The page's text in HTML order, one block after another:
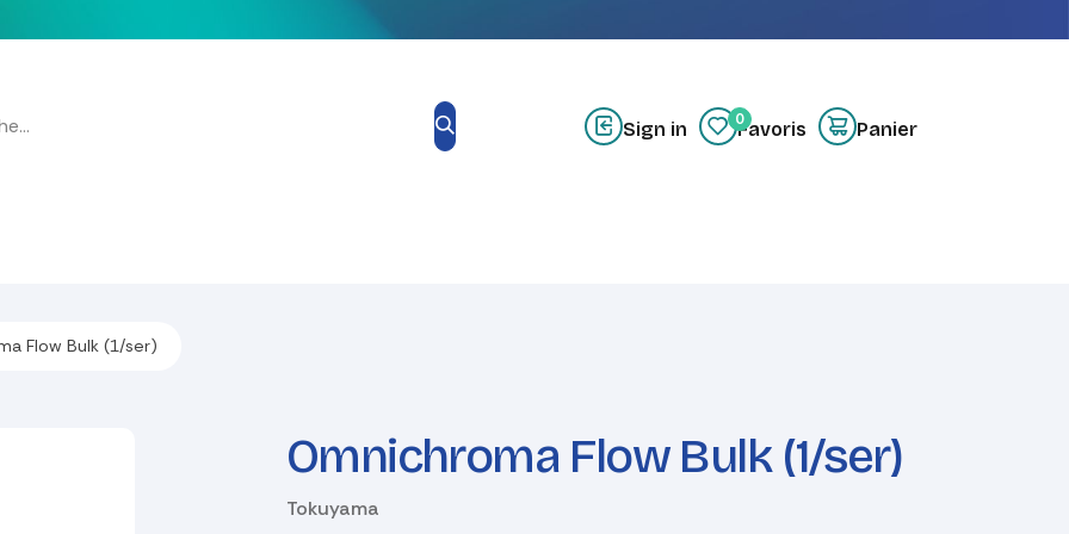
Sign in 0
Favoris Panier
Flow Bulk (1/ser)
Omnichroma Flow Bulk (1/ser)
Tokuyama